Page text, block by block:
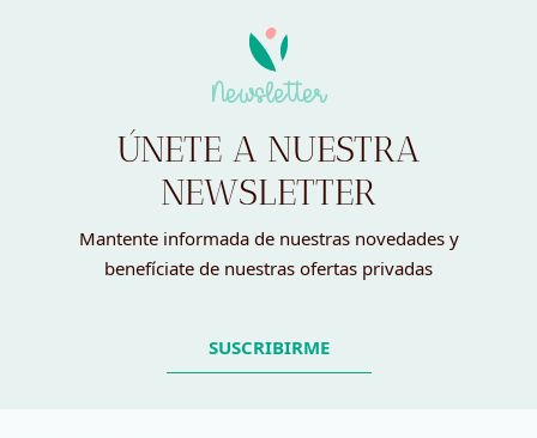
Newsletter
ÚNETE A NUESTRA
NEWSLETTER
Mantente informada de nuestras novedades y
benefíciate de nuestras ofertas privadas
SUSCRIBIRME